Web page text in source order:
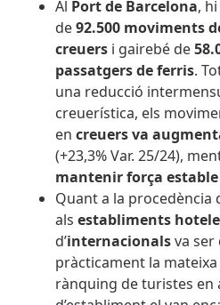
Al Port de Barcelona,
de92.500 moviments
creuers i gairebé de
passatgers de ferris.
una reducció
creuerística, els
encreuers va
(+23,3% Var. 25/24),
mantenir força estable
Quant a la procedència
alsestabliments
d’internacionalsva ser
pràcticament la
rànquing de turistes en